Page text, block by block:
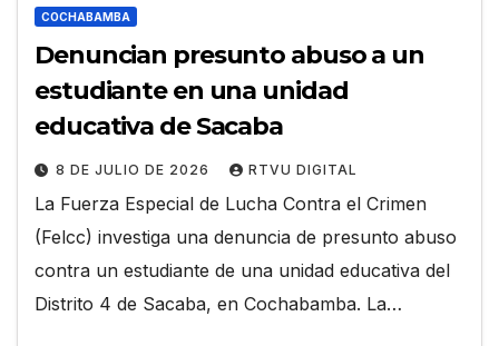
COCHABAMBA
Denuncian presunto abuso a un
estudiante en una unidad
educativa de Sacaba
8 DE JULIO DE 2026 RTVU DIGITAL
La Fuerza Especial de Lucha Contra el Crimen
(Felcc) investiga una denuncia de presunto abuso
contra un estudiante de una unidad educativa del
Distrito 4 de Sacaba, en Cochabamba. La…